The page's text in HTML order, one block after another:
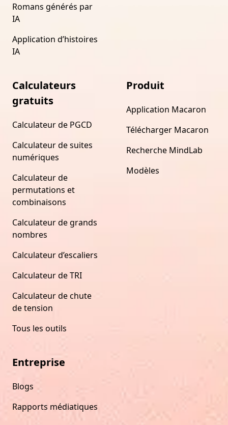
Romans générés par
IA
Application d’histoires
IA
Calculateurs
gratuits
Calculateur de PGCD
Calculateur de suites
numériques
Calculateur de
permutations et
combinaisons
Calculateur de grands
nombres
Calculateur d’escaliers
Calculateur de TRI
Calculateur de chute
de tension
Tous les outils
Produit
Application Macaron
Télécharger Macaron
Recherche MindLab
Modèles
Entreprise
Blogs
Rapports médiatiques